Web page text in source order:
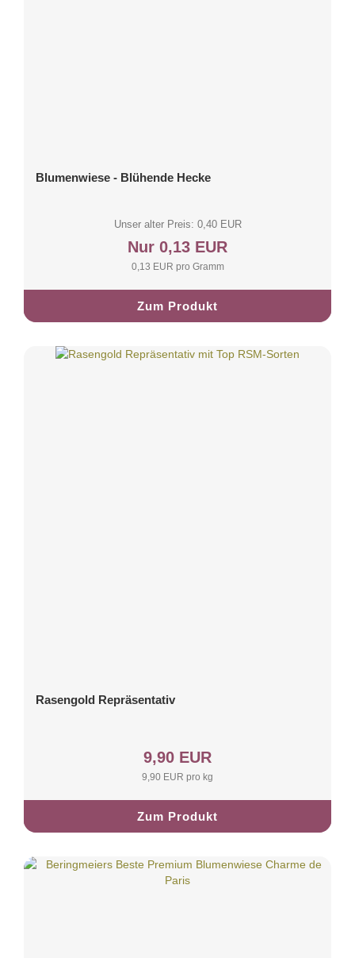
Blumenwiese - Blühende Hecke
Unser alter Preis: 0,40 EUR
Nur 0,13 EUR
0,13 EUR pro Gramm
Zum Produkt
Rasengold Repräsentativ
9,90 EUR
9,90 EUR pro kg
Zum Produkt